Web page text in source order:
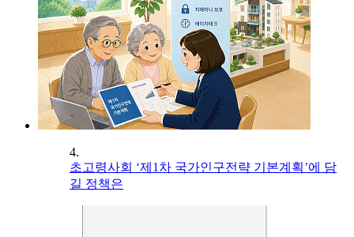
4.
초고령사회 ‘제1차 국가인구전략 기본계획’에 담
길 정책은